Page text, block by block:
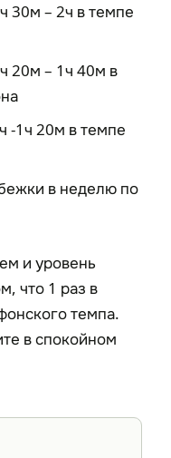
30м – 2ч в темпе
20м – 1ч 40м в
-1ч 20м в темпе
в неделю по
и уровень
что 1 раз в
темпа.
в спокойном